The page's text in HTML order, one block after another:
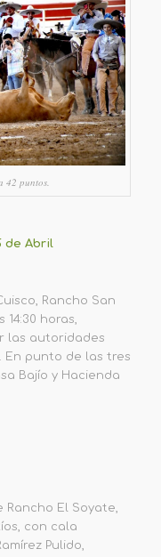
42 puntos.
de Abril
Rancho San
14:30 horas,
las autoridades
En punto de las tres
Bajío y Hacienda
El Soyate,
con cala
Pulido,